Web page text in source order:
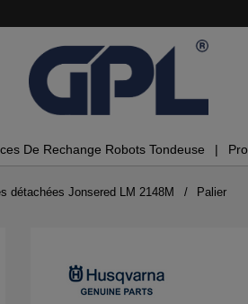
De Rechange Robots Tondeuse
détachées Jonsered LM 2148M Palier